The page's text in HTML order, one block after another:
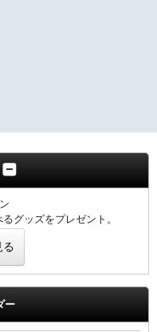
グッズをプレゼント。
泊につき2点お選びいただ
ございますのでご了承くだ
す。
る
ー